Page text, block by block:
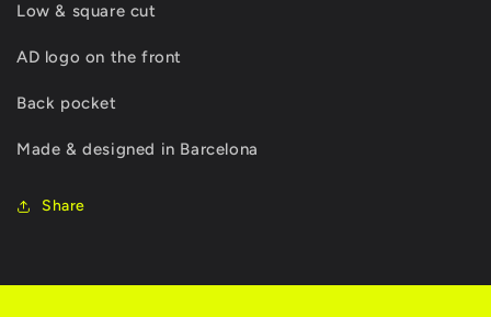
Low & square cut
AD logo on the front
Back pocket
Made & designed in Barcelona
Share